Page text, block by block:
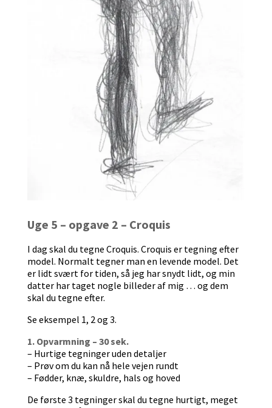
Uge 5 – opgave 2 – Croquis
I dag skal du tegne Croquis. Croquis er tegning efter
model. Normalt tegner man en levende model. Det
er lidt svært for tiden, så jeg har snydt lidt, og min
datter har taget nogle billeder af mig … og dem
skal du tegne efter.
Se eksempel 1, 2 og 3.
1. Opvarmning – 30 sek.
– Hurtige tegninger uden detaljer
– Prøv om du kan nå hele vejen rundt
– Fødder, knæ, skuldre, hals og hoved
De første 3 tegninger skal du tegne hurtigt, meget